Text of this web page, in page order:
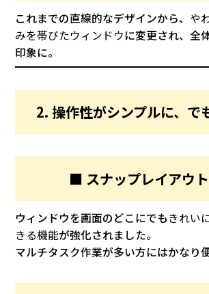
これまでの直線的なデザインから、 や
みを帯びたウィンドウに変更され、全
印象に。
2. 操作性がシンプルに、で
■ スナップレイアウ
ウィンドウを画面のどこにでもきれい
きる機能が強化されました。
マルチタスク作業が多い方にはかなり便